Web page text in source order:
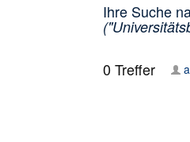
Ihre Suche
0Treffer